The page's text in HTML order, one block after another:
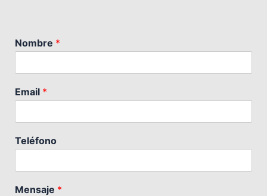
Nombre *
Email *
Teléfono
Mensaje *